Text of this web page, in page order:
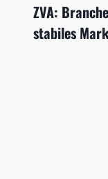
ZVA:
stabiles